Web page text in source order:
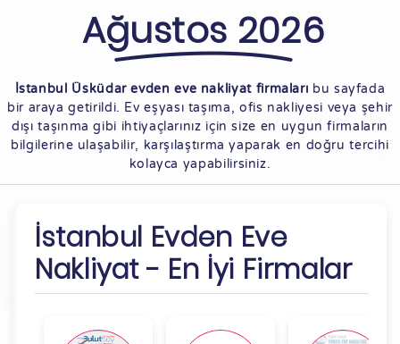
Ağustos 2026
İstanbul Üsküdar evden eve nakliyat firmaları bu sayfada
bir araya getirildi. Ev eşyası taşıma, ofis nakliyesi veya şehir
dışı taşınma gibi ihtiyaçlarınız için size en uygun firmaların
bilgilerine ulaşabilir, karşılaştırma yaparak en doğru tercihi
kolayca yapabilirsiniz.
İstanbul Evden Eve
Nakliyat - En İyi Firmalar